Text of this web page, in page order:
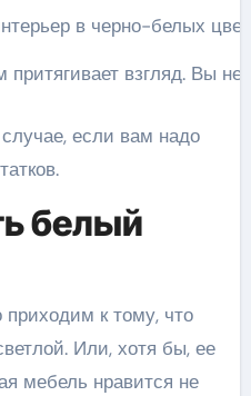
взгляд. Вы
если вам надо
белый
к тому, что
Или, хотя бы, ее
мебель нравится не